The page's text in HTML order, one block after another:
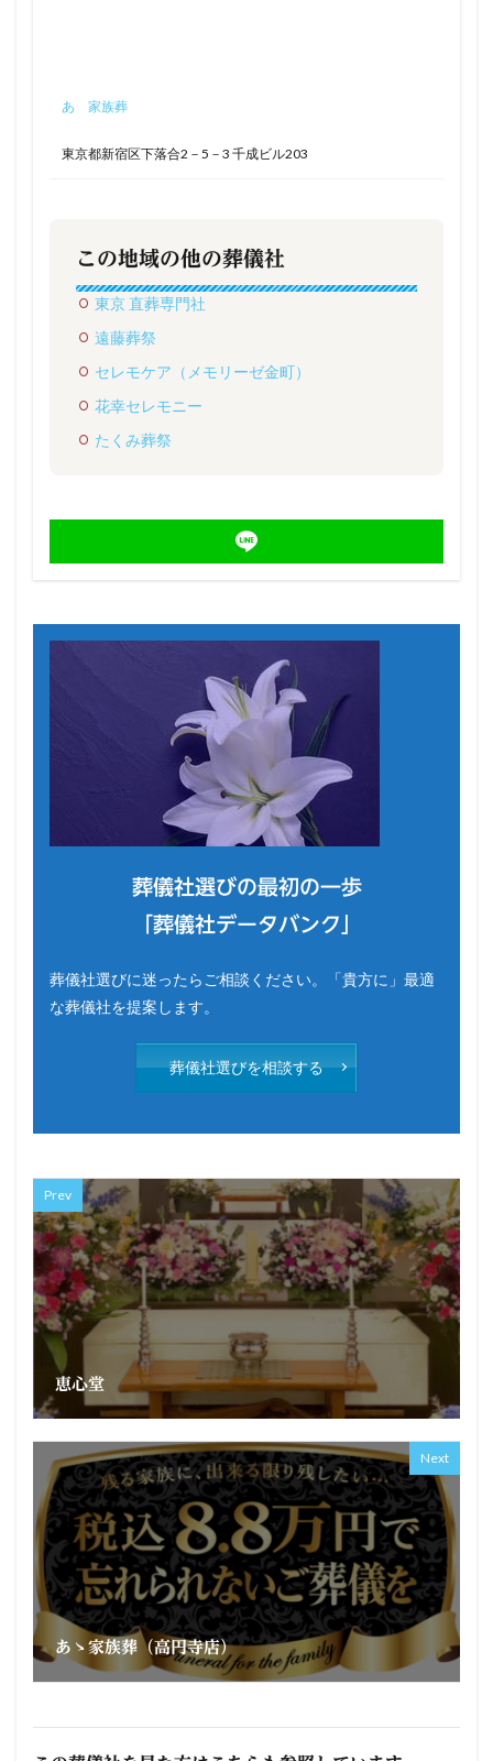
あゝ家族葬
東京都新宿区下落合2－5－3 千成ビル203
この地域の他の葬儀社
東京 直葬専門社
遠藤葬祭
セレモケア（メモリーゼ金町）
花幸セレモニー
たくみ葬祭
葬儀社選びの最初の一歩
「葬儀社データバンク」
葬儀社選びに迷ったらご相談ください。「貴方に」最適
な葬儀社を提案します。
葬儀社選びを相談する
Prev
恵心堂
Next
あゝ家族葬（高円寺店）